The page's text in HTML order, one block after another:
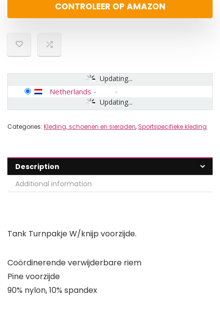
CONTROLEER OP AMAZON
Updating...
Updating...
Netherlands -
Categories: Kleding, schoenen en sieraden, Sportspecifieke kleding
Description
Additional information
Tank Turnpakje W/knijp voorzijde.
Coördinerende verwijderbare riem
Pine voorzijde
90% nylon, 10% spandex